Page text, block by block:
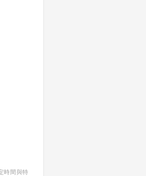
時間與特